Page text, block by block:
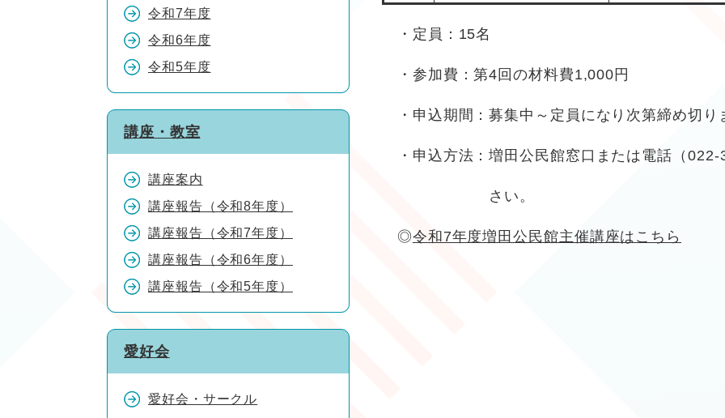
・定員：15名
・参加費：第4回の材料費1,000円
・申込期間：募集中～定員になり次第締め切り
・申込方法：増田公民館窓口または電話（
さい。
◎令和7年度増田公民館主催講座はこちら
令和7年度
令和6年度
令和5年度
講座・教室
講座案内
講座報告（令和8年度）
講座報告（令和7年度）
講座報告（令和6年度）
講座報告（令和5年度）
愛好会
愛好会・サークル